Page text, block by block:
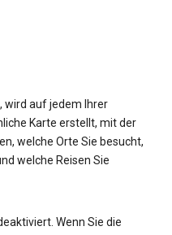
wird auf jedem Ihrer
Karte erstellt, mit der
welche Orte Sie besucht,
welche Reisen Sie
Wenn Sie die